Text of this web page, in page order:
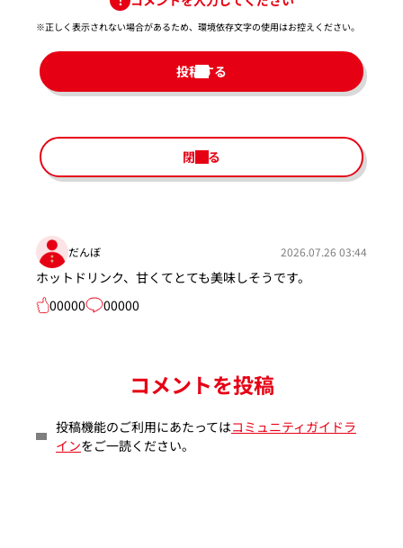
※正しく表示されない場合があるため、環境依存文字の使用はお控えください。​
投稿する
閉じる
だんぼ 2026.07.26 03:44
ホットドリンク、甘くてとても美味しそうです。
00000
00000
コメントを投稿
投稿機能のご利用にあたってはコミュニティガイドラ
インをご一読ください。